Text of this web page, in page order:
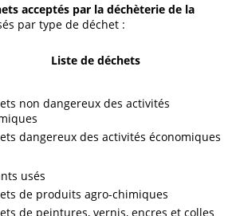
acceptés par la déchèterie de la
par type de déchet :
Liste de déchets
non dangereux des activités
dangereux des activités économiques
usés
de produits agro-chimiques
de peintures, vernis, encres et colles